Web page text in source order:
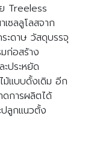
Treeless
ซลลูโลสจาก
ะดาษ วัสดุบรรจุ
ก่อสร้าง
ประหยัด
ม้แบบดั้งเดิม อีก
ดการผลิตได้
ปลูกแนวตั้ง